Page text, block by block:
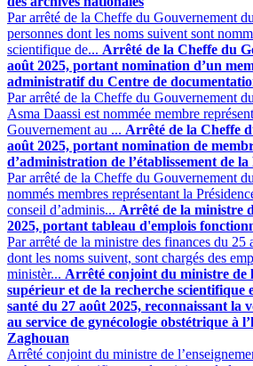
Par arrêté de la Cheffe du Gouvernement
personnes dont les noms suivent sont
scientifique de... Arrêté de la Cheffe du
août 2025, portant nomination d’un
administratif du Centre de
Par arrêté de la Cheffe du Gouvernement
Asma Daassi est nommée membre
Gouvernement au ... Arrêté de la Cheffe
août 2025, portant nomination de
d’administration de l’établissement de
Par arrêté de la Cheffe du Gouvernement
nommés membres représentant la
conseil d’adminis... Arrêté de la ministre
2025, portant tableau d'emplois
Par arrêté de la ministre des finances du 25
dont les noms suivent, sont chargés des
ministèr... Arrêté conjoint du ministre de
supérieur et de la recherche scientifique
santé du 27 août 2025, reconnaissant la
au service de gynécologie obstétrique à
Zaghouan
Arrêté conjoint du ministre de